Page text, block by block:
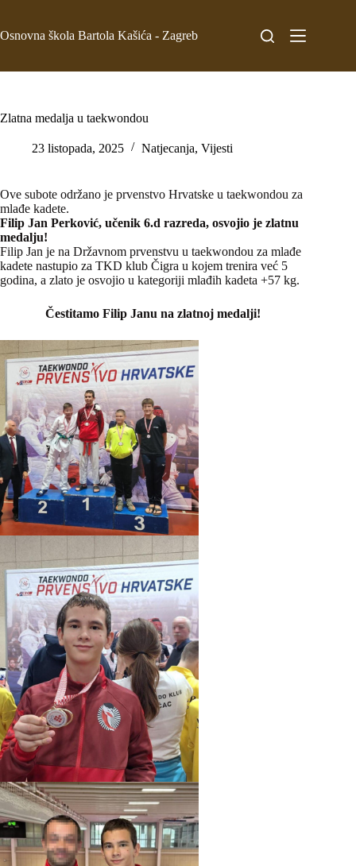
Osnovna škola Bartola Kašića - Zagreb
Zlatna medalja u taekwondou
23 listopada, 2025 Natjecanja, Vijesti
Ove subote održano je prvenstvo Hrvatske u taekwondou za
mlađe kadete.
Filip Jan Perković, učenik 6.d razreda, osvojio je zlatnu
medalju!
Filip Jan je na Državnom prvenstvu u taekwondou za mlađe
kadete nastupio za TKD klub Čigra u kojem trenira već 5
godina, a zlato je osvojio u kategoriji mlađih kadeta +57 kg.
Čestitamo Filip Janu na zlatnoj medalji!